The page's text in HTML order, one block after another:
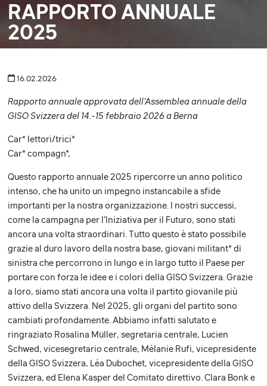
RAPPORTO ANNUALE
2025
16.02.2026
Rapporto annuale approvata dell'Assemblea annuale della
GISO Svizzera del 14.-15 febbraio 2026 a Berna
Car* lettori/trici*
Car* compagn*,
Questo rapporto annuale 2025 ripercorre un anno politico
intenso, che ha unito un impegno instancabile a sfide
importanti per la nostra organizzazione. I nostri successi,
come la campagna per l’Iniziativa per il Futuro, sono stati
ancora una volta straordinari. Tutto questo è stato possibile
grazie al duro lavoro della nostra base, giovani militant* di
sinistra che percorrono in lungo e in largo tutto il Paese per
portare con forza le idee e i colori della GISO Svizzera. Grazie
a loro, siamo stati ancora una volta il partito giovanile più
attivo della Svizzera. Nel 2025, gli organi del partito sono
cambiati profondamente. Abbiamo infatti salutato e
ringraziato Rosalina Müller, segretaria centrale, Lucien
Schwed, vicesegretario centrale, Mélanie Rufi, vicepresidente
della GISO Svizzera, Léa Dubochet, vicepresidente della GISO
Svizzera, ed Elena Kasper del Comitato direttivo. Clara Bonk e